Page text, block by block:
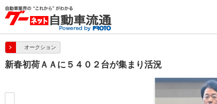
オークション
新春初荷ＡＡに５４０２台が集まり活況